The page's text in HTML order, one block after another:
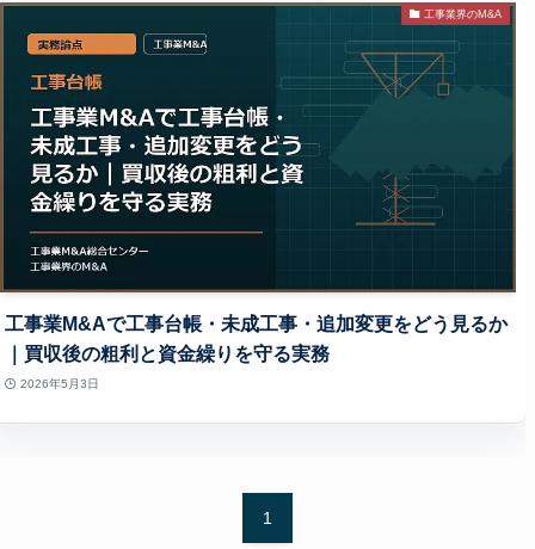
工事業界のM&A
工事業M&Aで工事台帳・未成工事・追加変更をどう見るか
｜買収後の粗利と資金繰りを守る実務
2026年5月3日
1